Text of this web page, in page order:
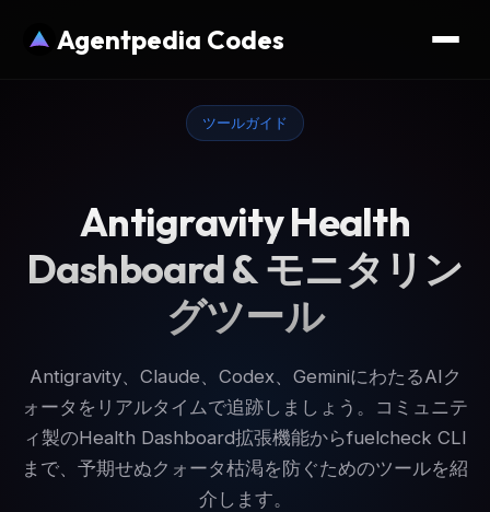
Agentpedia Codes
ツールガイド
Antigravity Health
Dashboard & モニタリン
グツール
Antigravity、Claude、Codex、GeminiにわたるAIク
ォータをリアルタイムで追跡しましょう。コミュニテ
ィ製のHealth Dashboard拡張機能からfuelcheck CLI
まで、予期せぬクォータ枯渇を防ぐためのツールを紹
介します。